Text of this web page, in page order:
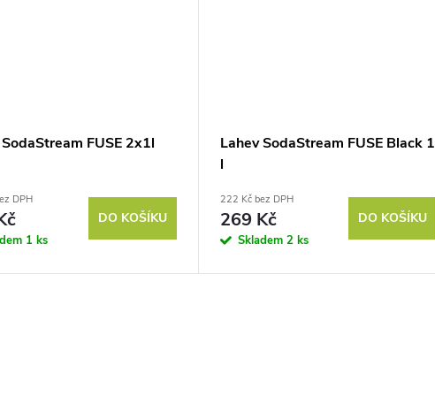
FUSE 2x1l
DPH
1 ks
DO KOŠÍKU
Lahev SodaStream FUSE Black 1
l
222 Kč bez DPH
269 Kč
Skladem 2 ks
DO KOŠÍKU